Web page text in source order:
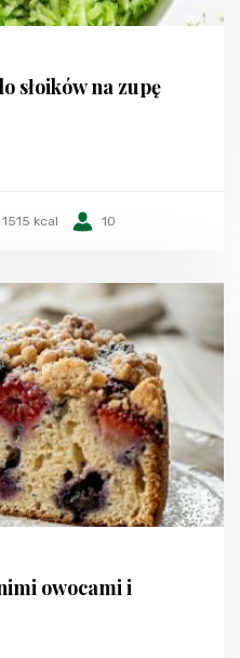
słoików na zupę
1515 kcal 10
owocami i